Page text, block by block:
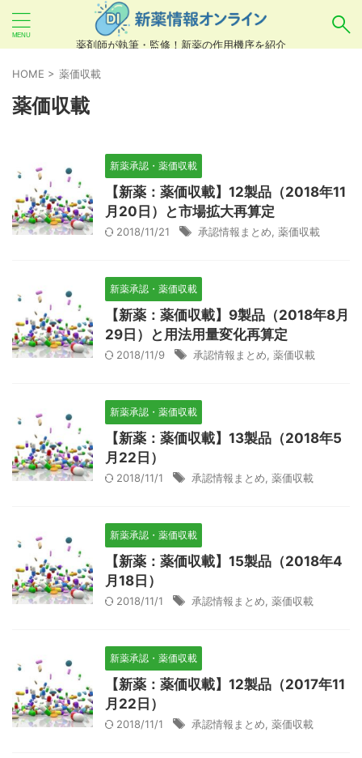
薬剤師が執筆・監修！新薬の作用機序を紹介
ていませんので、製品名・一般名・キーワードな
どを カタカナ
でご入力ください。
良い例：テセントリク
悪い例：てせんとりく テセンタリク
HOME > 薬価収載
薬価収載
新薬承認・薬価収載
【新薬：薬価収載】12製品（2018年11
月20日）と市場拡大再算定
2018/11/21 承認情報まとめ 薬価収載
新薬承認・薬価収載
【新薬：薬価収載】9製品（2018年8月
29日）と用法用量変化再算定
2018/11/9 承認情報まとめ 薬価収載
新薬承認・薬価収載
【新薬：薬価収載】13製品（2018年5
月22日）
2018/11/1 承認情報まとめ 薬価収載
新薬承認・薬価収載
【新薬：薬価収載】15製品（2018年4
月18日）
2018/11/1 承認情報まとめ 薬価収載
新薬承認・薬価収載
【新薬：薬価収載】12製品（2017年11
月22日）
2018/11/1 承認情報まとめ 薬価収載